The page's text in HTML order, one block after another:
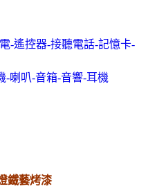
-遙控器-接聽電話-記憶卡-
-喇叭-音箱-音響-耳機
鐵藝烤漆